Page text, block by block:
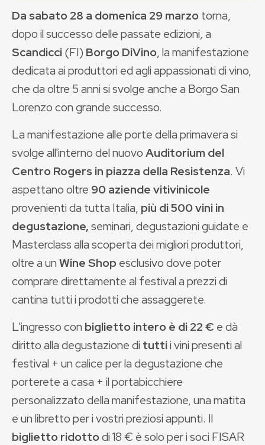
Da sabato 28 a domenica 29 marzotorna,
dopo il successo delle passate edizioni, a
Scandicci(FI) Borgo DiVino, la manifestazione
dedicata ai produttori ed agli appassionati di vino,
che da oltre 5 anni si svolge anche a Borgo San
Lorenzo con grande successo.
La manifestazione alle porte della primavera si
svolge all'interno del nuovoAuditorium del
Centro Rogers in piazza della Resistenza. Vi
aspettano oltre 90 aziende vitivinicole
provenienti da tutta Italia, più di 500 vini in
degustazione,seminari, degustazioni guidate e
Masterclass alla scoperta dei migliori produttori,
oltre a unWine Shopesclusivo dove poter
comprare direttamente al festival a prezzi di
cantina tutti i prodotti che assaggerete.
L'ingresso con biglietto interoè di 22 € e dà
diritto alla degustazione di tuttii vini presenti al
festival + un calice per la degustazione che
porterete a casa + il portabicchiere
personalizzato della manifestazione, una matita
e un libretto per i vostri preziosi appunti. Il
biglietto ridottodi 18 € è solo per i soci FISAR